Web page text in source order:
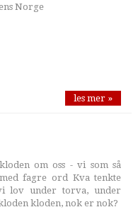
Norge
les mer »
om oss - vi som så
fagre ord Kva tenkte
lov under torva, under
kloden, nok er nok?